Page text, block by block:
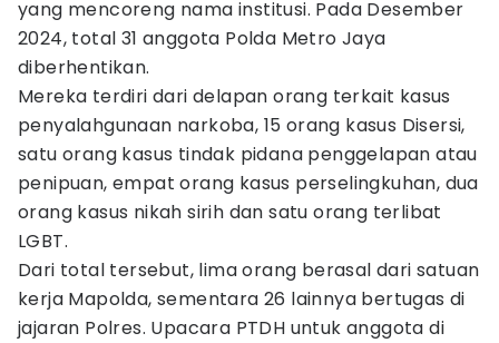
yang mencoreng nama institusi. Pada Desember
2024, total 31 anggota Polda Metro Jaya
diberhentikan.
Mereka terdiri dari delapan orang terkait kasus
penyalahgunaan narkoba, 15 orang kasus Disersi,
satu orang kasus tindak pidana penggelapan atau
penipuan, empat orang kasus perselingkuhan, dua
orang kasus nikah sirih dan satu orang terlibat
LGBT.
Dari total tersebut, lima orang berasal dari satuan
kerja Mapolda, sementara 26 lainnya bertugas di
jajaran Polres. Upacara PTDH untuk anggota di